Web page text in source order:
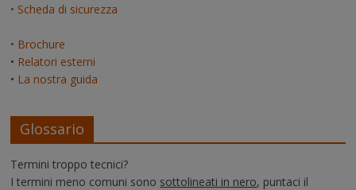
• Scheda di sicurezza
• Brochure
• Relatori esterni
• La nostra guida
Glossario
Termini troppo tecnici?
I termini meno comuni sono sottolineati in nero, puntaci il